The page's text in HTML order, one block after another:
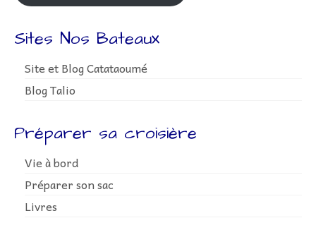
Sites Nos Bateaux
Site et Blog Catataoumé
Blog Talio
Préparer sa croisière
Vie à bord
Préparer son sac
Livres